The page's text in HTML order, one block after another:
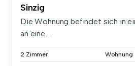
Sinzig
Die Wohnung befindet sich in
an eine...
2 Zimmer Wohnung